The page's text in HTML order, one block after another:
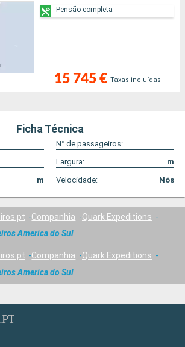
15 745 € Taxas incluídas
Pensão completa
Ficha Técnica
N° de passageiros:
Largura:
m
m Velocidade: Nós
Companhia
Quark Expeditions
America do Sul
Companhia
Quark Expeditions
America do Sul